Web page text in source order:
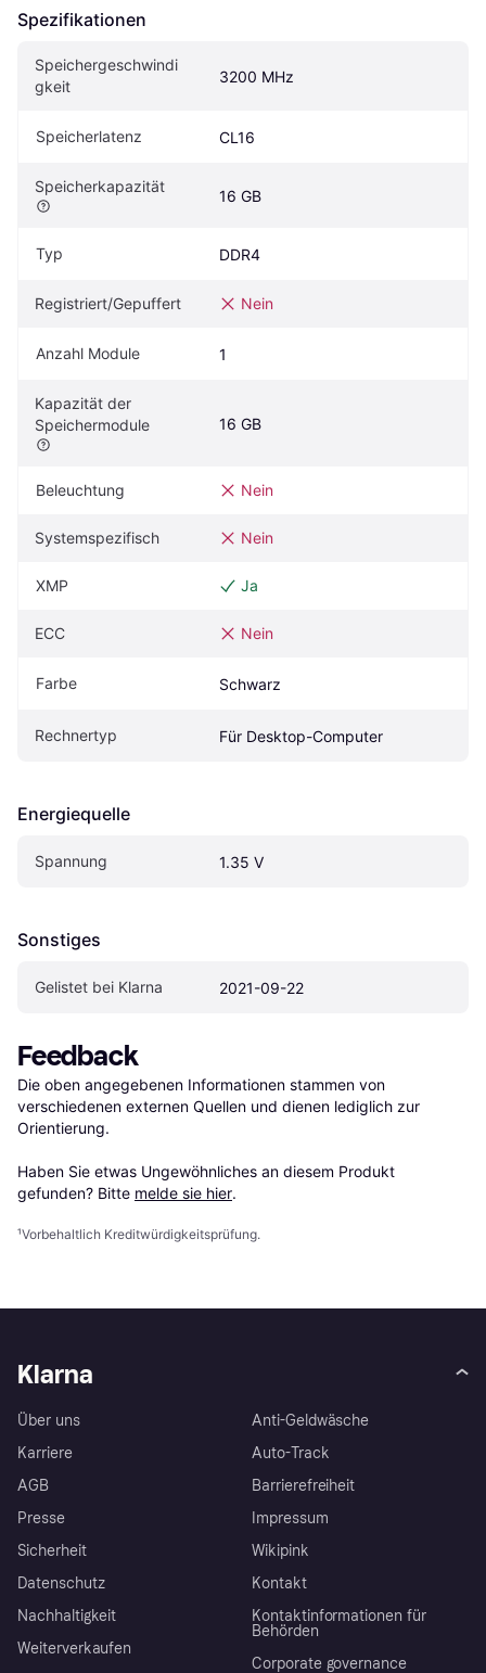
Spezifikationen
Speichergeschwindi
gkeit
3200 MHz
Speicherlatenz CL16
Speicherkapazität
16 GB
Typ DDR4
Registriert/Gepuffert Nein
Anzahl Module 1
Kapazität der
Speichermodule
16 GB
Beleuchtung Nein
Systemspezifisch Nein
XMP Ja
ECC Nein
Farbe Schwarz
Rechnertyp Für Desktop-Computer
Energiequelle
Spannung 1.35 V
Sonstiges
Gelistet bei Klarna 2021-09-22
Feedback
Die oben angegebenen Informationen stammen von
verschiedenen externen Quellen und dienen lediglich zur
Orientierung.
Haben Sie etwas Ungewöhnliches an diesem Produkt
gefunden? Bitte melde sie hier.
¹Vorbehaltlich Kreditwürdigkeitsprüfung.
Klarna
Über uns
Karriere
AGB
Presse
Sicherheit
Datenschutz
Nachhaltigkeit
Weiterverkaufen
Anti-Geldwäsche
Auto-Track
Barrierefreiheit
Impressum
Wikipink
Kontakt
Kontaktinformationen für
Behörden
Corporate governance